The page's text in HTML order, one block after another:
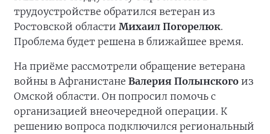
трудоустройстве обратился ветеран из
Ростовской области Михаил Погорелюк.
Проблема будет решена в ближайшее время.
На приёме рассмотрели обращение ветерана
войны в Афганистане Валерия Полынского из
Омской области. Он попросил помочь с
организацией внеочередной операции. К
решению вопроса подключился региональный